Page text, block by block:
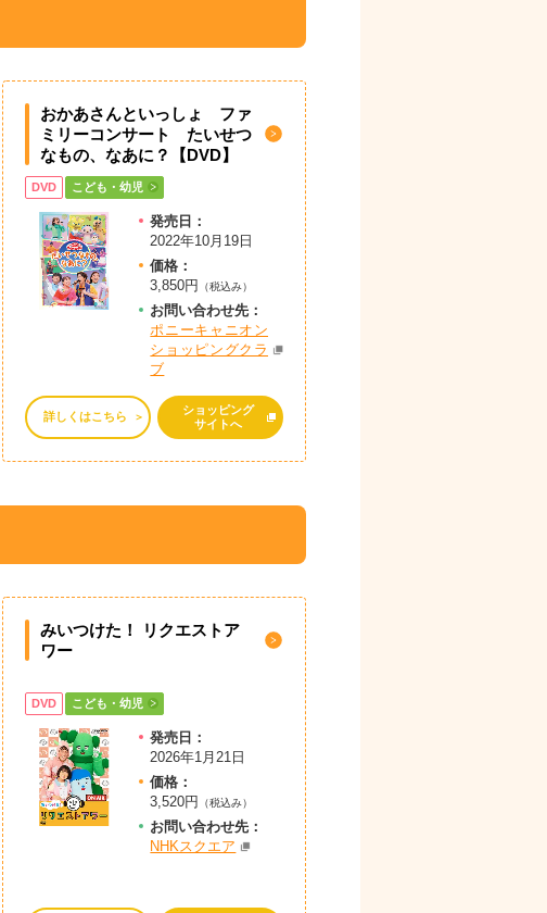
おかあさんといっしょ ファ
ミリーコンサート たいせつ
なもの、なあに？【DVD】
DVD こども・幼児
発売日：
2022年10月19日
価格：
3,850円
（税込み）
お問い合わせ先：
ポニーキャニオン
ショッピングクラ
ブ
詳しくはこちら
ショッピング
サイトへ
みいつけた！ リクエストア
ワー
DVD こども・幼児
発売日：
2026年1月21日
価格：
3,520円
（税込み）
お問い合わせ先：
NHKスクエア